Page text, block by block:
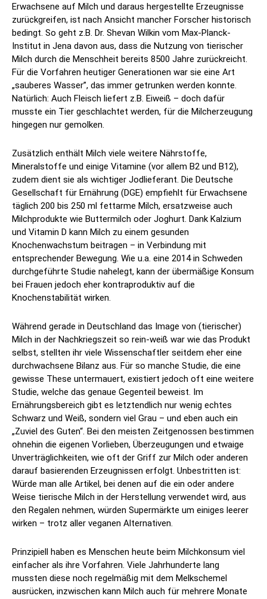
Erwachsene auf Milch und daraus hergestellte Erzeugnisse
zurückgreifen, ist nach Ansicht mancher Forscher historisch
bedingt. So geht z.B. Dr. Shevan Wilkin vom Max-Planck-
Institut in Jena davon aus, dass die Nutzung von tierischer
Milch durch die Menschheit bereits 8500 Jahre zurückreicht.
Für die Vorfahren heutiger Generationen war sie eine Art
„sauberes Wasser”, das immer getrunken werden konnte.
Natürlich: Auch Fleisch liefert z.B. Eiweiß – doch dafür
musste ein Tier geschlachtet werden, für die Milcherzeugung
hingegen nur gemolken.
Zusätzlich enthält Milch viele weitere Nährstoffe,
Mineralstoffe und einige Vitamine (vor allem B2 und B12),
zudem dient sie als wichtiger Jodlieferant. Die Deutsche
Gesellschaft für Ernährung (DGE) empfiehlt für Erwachsene
täglich 200 bis 250 ml fettarme Milch, ersatzweise auch
Milchprodukte wie Buttermilch oder Joghurt. Dank Kalzium
und Vitamin D kann Milch zu einem gesunden
Knochenwachstum beitragen – in Verbindung mit
entsprechender Bewegung. Wie u.a. eine 2014 in Schweden
durchgeführte Studie nahelegt, kann der übermäßige Konsum
bei Frauen jedoch eher kontraproduktiv auf die
Knochenstabilität wirken.
Während gerade in Deutschland das Image von (tierischer)
Milch in der Nachkriegszeit so rein-weiß war wie das Produkt
selbst, stellten ihr viele Wissenschaftler seitdem eher eine
durchwachsene Bilanz aus. Für so manche Studie, die eine
gewisse These untermauert, existiert jedoch oft eine weitere
Studie, welche das genaue Gegenteil beweist. Im
Ernährungsbereich gibt es letztendlich nur wenig echtes
Schwarz und Weiß, sondern viel Grau – und eben auch ein
„Zuviel des Guten“. Bei den meisten Zeitgenossen bestimmen
ohnehin die eigenen Vorlieben, Überzeugungen und etwaige
Unverträglichkeiten, wie oft der Griff zur Milch oder anderen
darauf basierenden Erzeugnissen erfolgt. Unbestritten ist:
Würde man alle Artikel, bei denen auf die ein oder andere
Weise tierische Milch in der Herstellung verwendet wird, aus
den Regalen nehmen, würden Supermärkte um einiges leerer
wirken – trotz aller veganen Alternativen.
Prinzipiell haben es Menschen heute beim Milchkonsum viel
einfacher als ihre Vorfahren. Viele Jahrhunderte lang
mussten diese noch regelmäßig mit dem Melkschemel
ausrücken, inzwischen kann Milch auch für mehrere Monate